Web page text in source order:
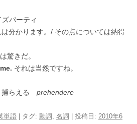
パーティ
は分かります。/ その点については納得
驚きだ。
それは当然ですね。
らえる prehendere
単語 | タグ: 動詞 , 名詞 | 投稿日: 2010年6